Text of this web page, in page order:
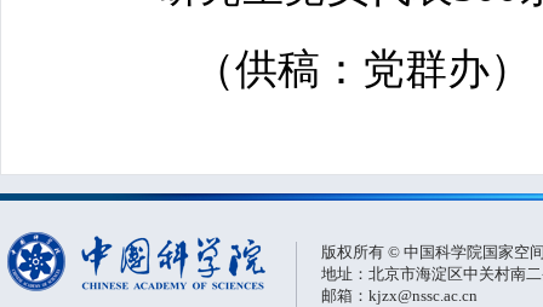
（供稿：党群办）
版权所有 © 中国科学院国家空
地址：北京市海淀区中关村南
邮箱：kjzx@nssc.ac.cn